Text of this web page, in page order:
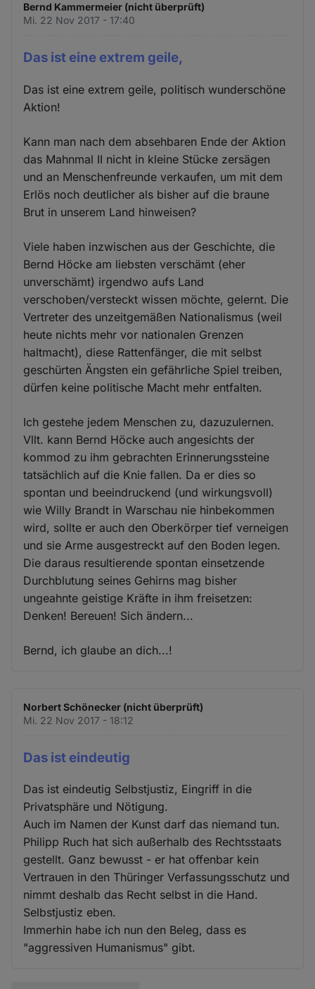
Bernd Kammermeier (nicht überprüft)
Mi. 22 Nov 2017 - 17:40
Das ist eine extrem geile,
Das ist eine extrem geile, politisch wunderschöne
Aktion!
Kann man nach dem absehbaren Ende der Aktion
das Mahnmal II nicht in kleine Stücke zersägen
und an Menschenfreunde verkaufen, um mit dem
Erlös noch deutlicher als bisher auf die braune
Brut in unserem Land hinweisen?
Viele haben inzwischen aus der Geschichte, die
Bernd Höcke am liebsten verschämt (eher
unverschämt) irgendwo aufs Land
verschoben/versteckt wissen möchte, gelernt. Die
Vertreter des unzeitgemäßen Nationalismus (weil
heute nichts mehr vor nationalen Grenzen
haltmacht), diese Rattenfänger, die mit selbst
geschürten Ängsten ein gefährliche Spiel treiben,
dürfen keine politische Macht mehr entfalten.
Ich gestehe jedem Menschen zu, dazuzulernen.
Vllt. kann Bernd Höcke auch angesichts der
kommod zu ihm gebrachten Erinnerungssteine
tatsächlich auf die Knie fallen. Da er dies so
spontan und beeindruckend (und wirkungsvoll)
wie Willy Brandt in Warschau nie hinbekommen
wird, sollte er auch den Oberkörper tief verneigen
und sie Arme ausgestreckt auf den Boden legen.
Die daraus resultierende spontan einsetzende
Durchblutung seines Gehirns mag bisher
ungeahnte geistige Kräfte in ihm freisetzen:
Denken! Bereuen! Sich ändern...
Bernd, ich glaube an dich...!
Norbert Schönecker (nicht überprüft)
Mi. 22 Nov 2017 - 18:12
Das ist eindeutig
Das ist eindeutig Selbstjustiz, Eingriff in die
Privatsphäre und Nötigung.
Auch im Namen der Kunst darf das niemand tun.
Philipp Ruch hat sich außerhalb des Rechtsstaats
gestellt. Ganz bewusst - er hat offenbar kein
Vertrauen in den Thüringer Verfassungsschutz und
nimmt deshalb das Recht selbst in die Hand.
Selbstjustiz eben.
Immerhin habe ich nun den Beleg, dass es
"aggressiven Humanismus" gibt.